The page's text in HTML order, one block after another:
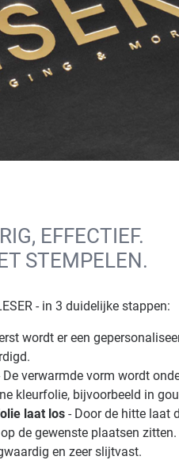
EFFECTIEF.
STEMPELEN.
- in 3 duidelijke stappen:
wordt er een
De verwarmde vorm wordt
kleurfolie, bijvoorbeeld in
laat los - Door de hitte laat
de gewenste plaatsen
en zeer slijtvast.